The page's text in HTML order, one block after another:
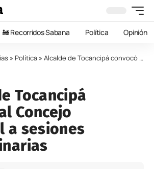
🚂 Recorridos Sabana Política Opinión
» Política » Alcalde de Tocancipá convocó al Concejo Municipal a sesiones extraordinarias
Tocancipá
Concejo
a sesiones